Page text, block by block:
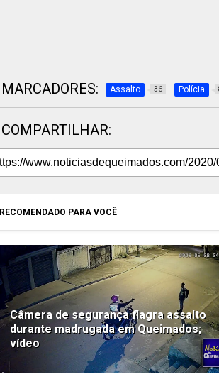
MARCADORES: Assalto 36 Polícia
COMPARTILHAR:
RECOMENDADO PARA VOCÊ
Câmera de segurança flagra assalto
durante madrugada em Queimados;
vídeo